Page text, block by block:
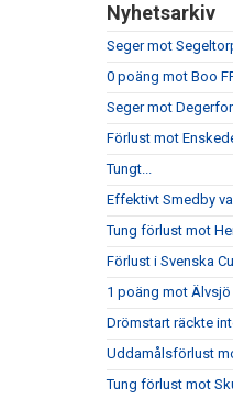
Nyhetsarkiv
Seger mot
0 poäng mot Boo
Seger mot
Förlust mot
Tungt...
Effektivt Smedby
Tung förlust mot
Förlust i Svenska
1 poäng mot Älvsjö
Drömstart räckte
Uddamålsförlust
Tung förlust mot